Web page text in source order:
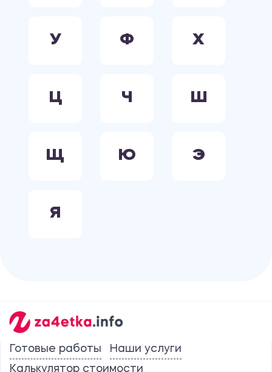
У Ф Х
Ц Ч Ш
Щ Ю Э
Я
Готовые работы
Наши услуги
Калькулятор стоимости